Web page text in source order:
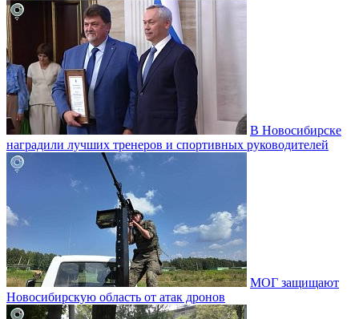
В Новосибирске
наградили лучших тренеров и спортивных руководителей
МОГ защищают
Новосибирскую область от атак дронов